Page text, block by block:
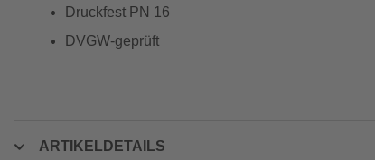
Druckfest PN 16
DVGW-geprüft
ARTIKELDETAILS